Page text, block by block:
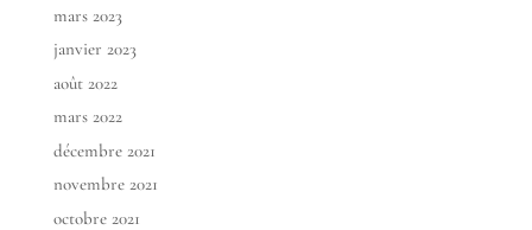
mars 2023
janvier 2023
août 2022
mars 2022
décembre 2021
novembre 2021
octobre 2021